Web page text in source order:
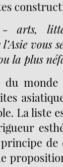
arts,
vous
la plus
du
La liste